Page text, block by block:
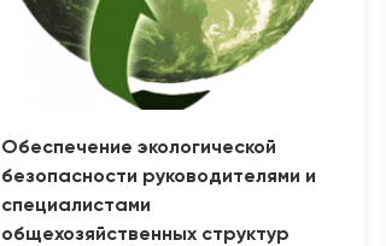
Обеспечение экологической
безопасности руководителями и
специалистами
общехозяйственных структур